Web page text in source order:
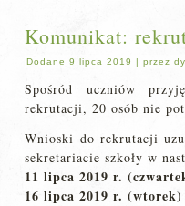
Komunikat:
Dodane 9 lipca 2019 |przez
Spośród uczniów
rekrutacji, 20 osób nie
Wnioski do rekrutacji
sekretariacie szkoły w
11 lipca 2019 r.
16 lipca 2019 r. (wtorek)